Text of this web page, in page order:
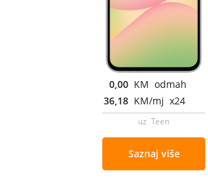
0,00 KM odmah
36,18 KM/mj x24
uz Teen
Saznaj više